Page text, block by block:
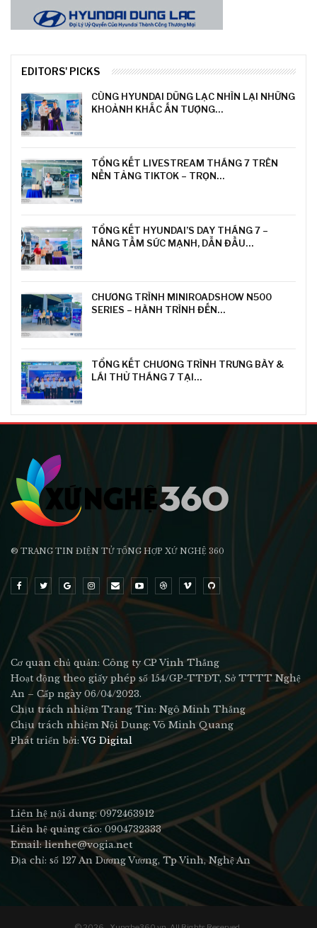
EDITORS' PICKS
CÙNG HYUNDAI DŨNG LẠC NHÌN LẠI NHỮNG
KHOẢNH KHẮC ẤN TƯỢNG…
TỔNG KẾT LIVESTREAM THÁNG 7 TRÊN
NỀN TẢNG TIKTOK – TRỌN…
TỔNG KẾT HYUNDAI’S DAY THÁNG 7 –
NÂNG TẦM SỨC MẠNH, DẪN ĐẦU…
CHƯƠNG TRÌNH MINIROADSHOW N500
SERIES – HÀNH TRÌNH ĐẾN…
TỔNG KẾT CHƯƠNG TRÌNH TRƯNG BÀY &
LÁI THỬ THÁNG 7 TẠI…
® TRANG TIN ĐIỆN TỬ ТỔNG HỢP XỨ NGHỆ 360
Cơ quan chủ quản: Công ty CP Vinh Thắng
Hoạt động theo giấy phép số 154/GP-TTĐT, Sở TTTT Nghệ
An – Cấp ngày 06/04/2023.
Chịu trách nhiệm Trang Tin: Ngô Minh Thắng
Chịu trách nhiệm Nội Dung: Võ Minh Quang
Phát triển bởi:VG Digital
Liên hệ nội dung: 0972463912
Liên hệ quảng cáo: 0904732333
Email: lienhe@vogia.net
Địa chỉ: số 127 An Dương Vương, Tp Vinh, Nghệ An